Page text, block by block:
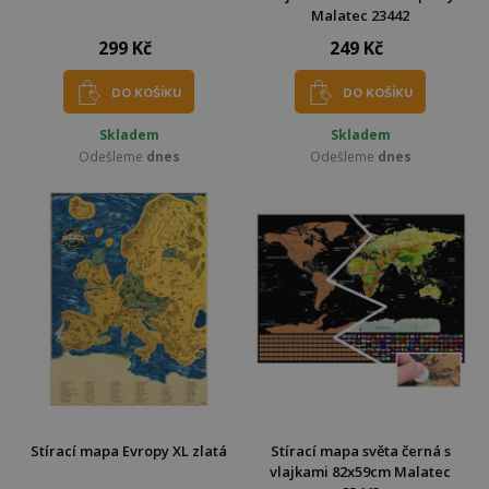
299 Kč
DO KOŠÍKU
Skladem
Odešleme dnes
Malatec 23442
249 Kč
DO KOŠÍKU
Skladem
Odešleme dnes
Stírací mapa Evropy XL zlatá
Stírací mapa světa černá s
vlajkami 82x59cm Malatec